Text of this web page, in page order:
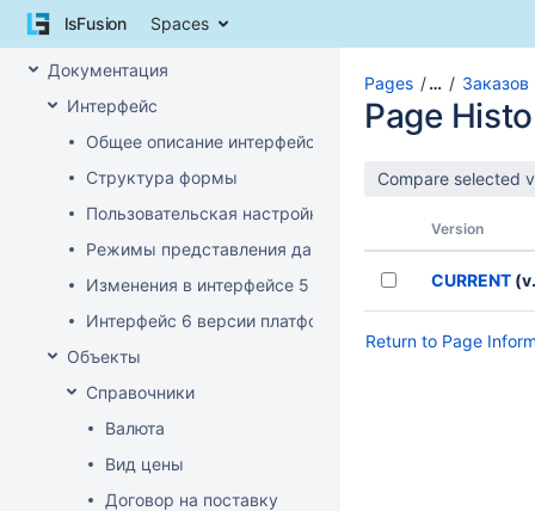
Skip
lsFusion Spaces
Обзор
Документация
Интерфейс
Общее описание интерфейса клиента
Структура формы
Пользовательская настройка интерфейса
Режимы представления данных
Изменения в интерфейсе 5 версии платформы
Интерфейс 6 версии платформы
Объекты
Справочники
Валюта
Вид цены
Договор на поставку
Pages …
Page
Version
CURRENT
Return to Page